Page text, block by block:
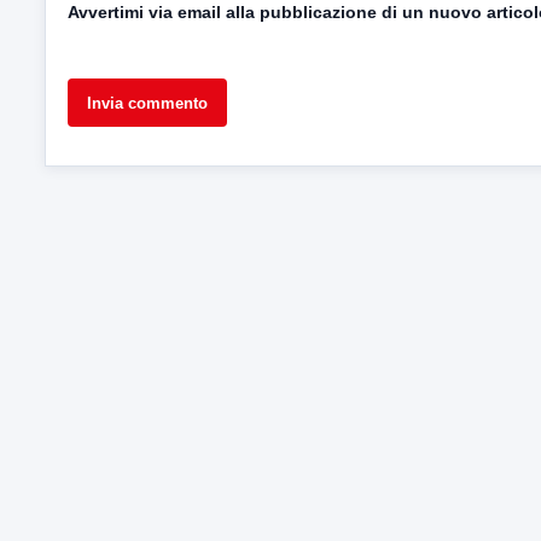
Avvertimi via email alla pubblicazione di un nuovo